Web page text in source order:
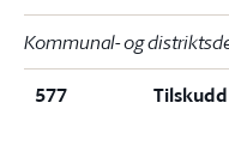
Kommunal- og
577